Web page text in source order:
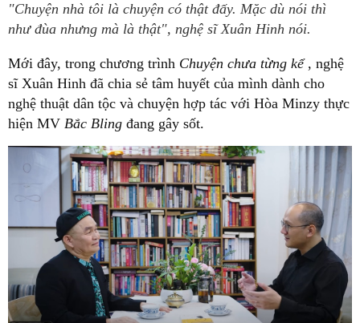
"Chuyện nhà tôi là chuyện có thật đấy. Mặc dù nói thì
như đùa nhưng mà là thật", nghệ sĩ Xuân Hinh nói.
Mới đây, trong chương trình Chuyện chưa từng kể , nghệ
sĩ Xuân Hinh đã chia sẻ tâm huyết của mình dành cho
nghệ thuật dân tộc và chuyện hợp tác với Hòa Minzy thực
hiện MV Bắc Bling đang gây sốt.